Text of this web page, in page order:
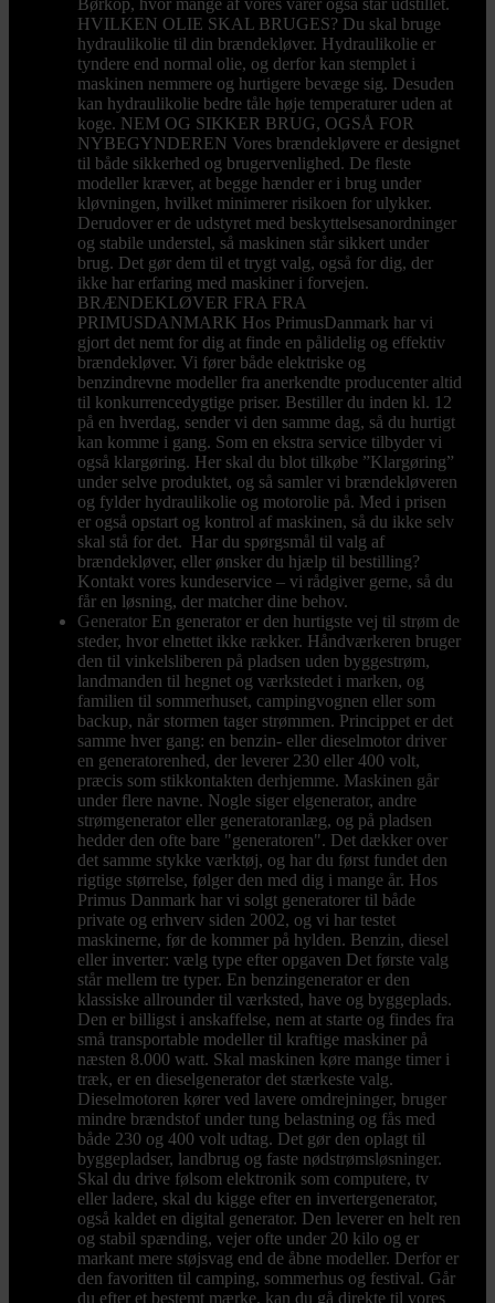
Børkop, hvor mange af vores varer også står udstillet.
HVILKEN OLIE SKAL BRUGES? Du skal bruge
hydraulikolie til din brændekløver. Hydraulikolie er
tyndere end normal olie, og derfor kan stemplet i
maskinen nemmere og hurtigere bevæge sig. Desuden
kan hydraulikolie bedre tåle høje temperaturer uden at
koge. NEM OG SIKKER BRUG, OGSÅ FOR
NYBEGYNDEREN Vores brændekløvere er designet
til både sikkerhed og brugervenlighed. De fleste
modeller kræver, at begge hænder er i brug under
kløvningen, hvilket minimerer risikoen for ulykker.
Derudover er de udstyret med beskyttelsesanordninger
og stabile understel, så maskinen står sikkert under
brug. Det gør dem til et trygt valg, også for dig, der
ikke har erfaring med maskiner i forvejen.
BRÆNDEKLØVER FRA FRA
PRIMUSDANMARK Hos PrimusDanmark har vi
gjort det nemt for dig at finde en pålidelig og effektiv
brændekløver. Vi fører både elektriske og
benzindrevne modeller fra anerkendte producenter altid
til konkurrencedygtige priser. Bestiller du inden kl. 12
på en hverdag, sender vi den samme dag, så du hurtigt
kan komme i gang. Som en ekstra service tilbyder vi
også klargøring. Her skal du blot tilkøbe ”Klargøring”
under selve produktet, og så samler vi brændekløveren
og fylder hydraulikolie og motorolie på. Med i prisen
er også opstart og kontrol af maskinen, så du ikke selv
skal stå for det. Har du spørgsmål til valg af
brændekløver, eller ønsker du hjælp til bestilling?
Kontakt vores kundeservice – vi rådgiver gerne, så du
får en løsning, der matcher dine behov.
Generator En generator er den hurtigste vej til strøm de
steder, hvor elnettet ikke rækker. Håndværkeren bruger
den til vinkelsliberen på pladsen uden byggestrøm,
landmanden til hegnet og værkstedet i marken, og
familien til sommerhuset, campingvognen eller som
backup, når stormen tager strømmen. Princippet er det
samme hver gang: en benzin- eller dieselmotor driver
en generatorenhed, der leverer 230 eller 400 volt,
præcis som stikkontakten derhjemme. Maskinen går
under flere navne. Nogle siger elgenerator, andre
strømgenerator eller generatoranlæg, og på pladsen
hedder den ofte bare "generatoren". Det dækker over
det samme stykke værktøj, og har du først fundet den
rigtige størrelse, følger den med dig i mange år. Hos
Primus Danmark har vi solgt generatorer til både
private og erhverv siden 2002, og vi har testet
maskinerne, før de kommer på hylden. Benzin, diesel
eller inverter: vælg type efter opgaven Det første valg
står mellem tre typer. En benzingenerator er den
klassiske allrounder til værksted, have og byggeplads.
Den er billigst i anskaffelse, nem at starte og findes fra
små transportable modeller til kraftige maskiner på
næsten 8.000 watt. Skal maskinen køre mange timer i
træk, er en dieselgenerator det stærkeste valg.
Dieselmotoren kører ved lavere omdrejninger, bruger
mindre brændstof under tung belastning og fås med
både 230 og 400 volt udtag. Det gør den oplagt til
byggepladser, landbrug og faste nødstrømsløsninger.
Skal du drive følsom elektronik som computere, tv
eller ladere, skal du kigge efter en invertergenerator,
også kaldet en digital generator. Den leverer en helt ren
og stabil spænding, vejer ofte under 20 kilo og er
markant mere støjsvag end de åbne modeller. Derfor er
den favoritten til camping, sommerhus og festival. Går
du efter et bestemt mærke, kan du gå direkte til vores